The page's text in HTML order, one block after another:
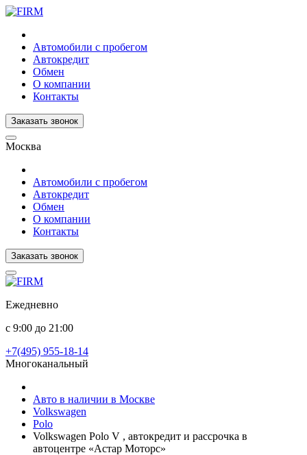
Автомобили с пробегом
Автокредит
Обмен
О компании
Контакты
Заказать звонок
Москва
Автомобили с пробегом
Автокредит
Обмен
О компании
Контакты
Заказать звонок
Ежедневно
с 9:00 до 21:00
+7(495) 955-18-14
Многоканальный
Авто в наличии в Москве
Volkswagen
Polo
Volkswagen Polo V , автокредит и рассрочка в
автоцентре «Астар Моторс»